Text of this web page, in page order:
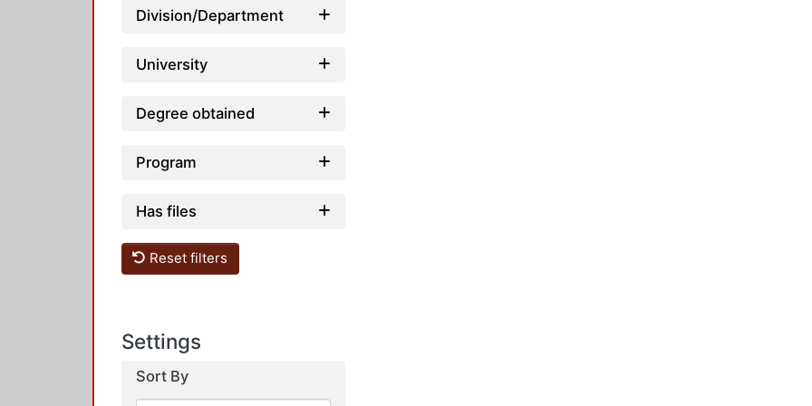
Division/Department
University
Degree obtained
Program
Has files
Reset filters
Settings
Sort By